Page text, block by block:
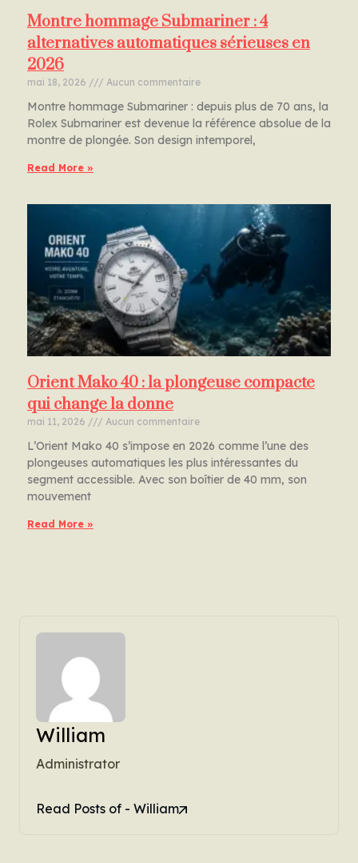
Montre hommage Submariner : 4
alternatives automatiques sérieuses en
2026
mai 18, 2026 Aucun commentaire
Montre hommage Submariner : depuis plus de 70 ans, la
Rolex Submariner est devenue la référence absolue de la
montre de plongée. Son design intemporel,
Read More »
Orient Mako 40 : la plongeuse compacte
qui change la donne
mai 11, 2026 Aucun commentaire
L’Orient Mako 40 s’impose en 2026 comme l’une des
plongeuses automatiques les plus intéressantes du
segment accessible. Avec son boîtier de 40 mm, son
mouvement
Read More »
William
Administrator
Read Posts of - William